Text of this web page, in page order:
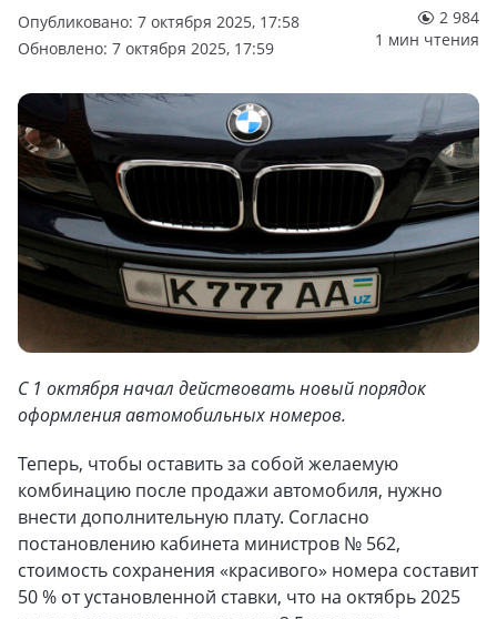
Опубликовано: 7 октября 2025, 17:58
Обновлено: 7 октября 2025, 17:59
2 984
1 мин чтения
С 1 октября начал действовать новый порядок
оформления автомобильных номеров.
Теперь, чтобы оставить за собой желаемую
комбинацию после продажи автомобиля, нужно
внести дополнительную плату. Согласно
постановлению кабинета министров № 562,
стоимость сохранения «красивого» номера составит
50 % от установленной ставки, что на октябрь 2025